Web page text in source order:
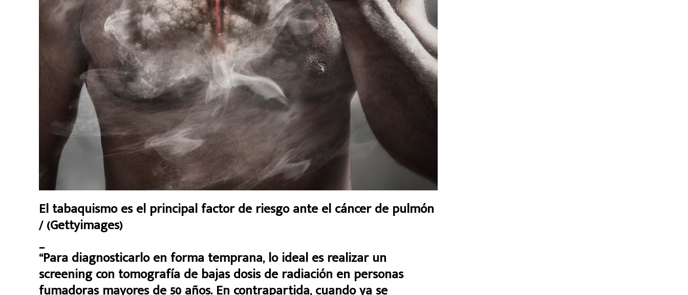
El tabaquismo es el principal factor de riesgo ante el cáncer de pulmón
/ (Gettyimages)
_
“Para diagnosticarlo en forma temprana, lo ideal es realizar un
screening con tomografía de bajas dosis de radiación en personas
fumadoras mayores de 50 años. En contrapartida, cuando ya se